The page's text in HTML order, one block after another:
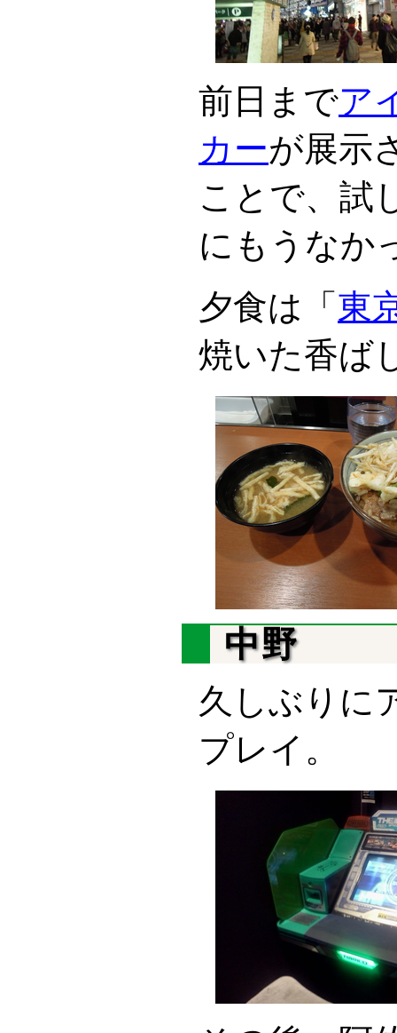
前日までア
カーが展示
ことで、試
にもうなか
夕食は「 東
焼いた香ば
中野
久しぶりに
プレイ。